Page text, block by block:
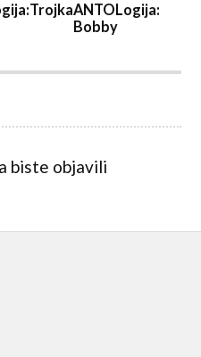
ANTOLogija:
Bobby
biste objavili